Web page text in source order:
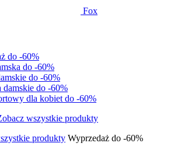
Fox
do -60%
do -60%
do -60%
damskie do -60%
dla kobiet do -60%
produkty Wyprzedaż do -60%